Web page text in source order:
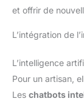
et offrir de
L’intégration de
L’intelligence
Pour un artisan,
Les chatbots